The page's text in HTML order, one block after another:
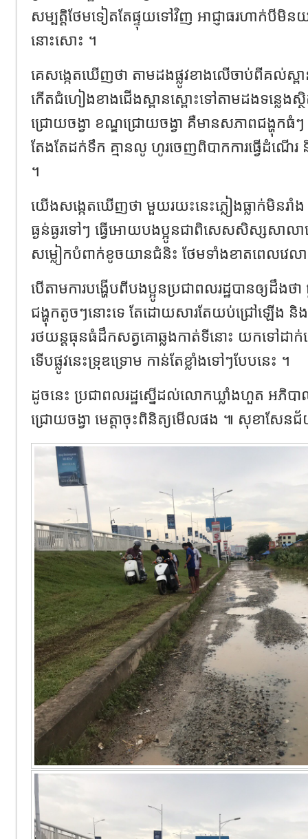
សម្បត្តិថែមទៀតតែផ្ទុយទៅវិញ អាជ្ញាធរហាក់បីមិន
នោះសោះ ។
គេសង្កេតឃើញថា​ តាមដងផ្លូវខាងលើចាប់ពីគល់ស្ព
កើតជំហៀងខាងជើងស្ពានស្ពោះទៅតាមដងទន្លេងស្
ជ្រោយចង្វា​ ខណ្ឌជ្រោយចង្វា​ គឺមានសភាពជង្ហុកធំ
តែងតែដក់ទឹក គ្មានលូ ហូរចេញពិបាកការធ្វើដំណើ
។
យើងសង្កេតឃើញថា មួយរយះនេះភ្លៀងធ្លាក់មិនរាំង
ធ្ងន់ធ្ងរទៅៗ ធ្វើអោយបងប្អូនជាពិសេសសិស្សសាលា
សម្លៀកបំពាក់ខូចយានជំនិះ ថែមទាំងខាតពេលវេល
បើតាមការបង្ហើបពីបងប្អូនប្រជាពលរដ្ឋបានឲ្យដឹងថ
ជង្ហុកតូចៗនោះទេ តែដោយសារតែយប់ជ្រៅឡើង និង
រថយន្តធុនធំដឹកសត្វគោឆ្លងកាត់ទីនោះ យកទៅដ
ទើបផ្លូវនេះទ្រុឌទ្រោម កាន់តែខ្លាំងទៅៗបែបនេះ ។
ដូចនេះ ប្រជាពលរដ្ឋស្នើដល់លោកឃ្លាំងហួត​ អភិ
ជ្រោយចង្វា មេត្តាចុះពិនិត្យមើលផង ៕ សុខាសែន